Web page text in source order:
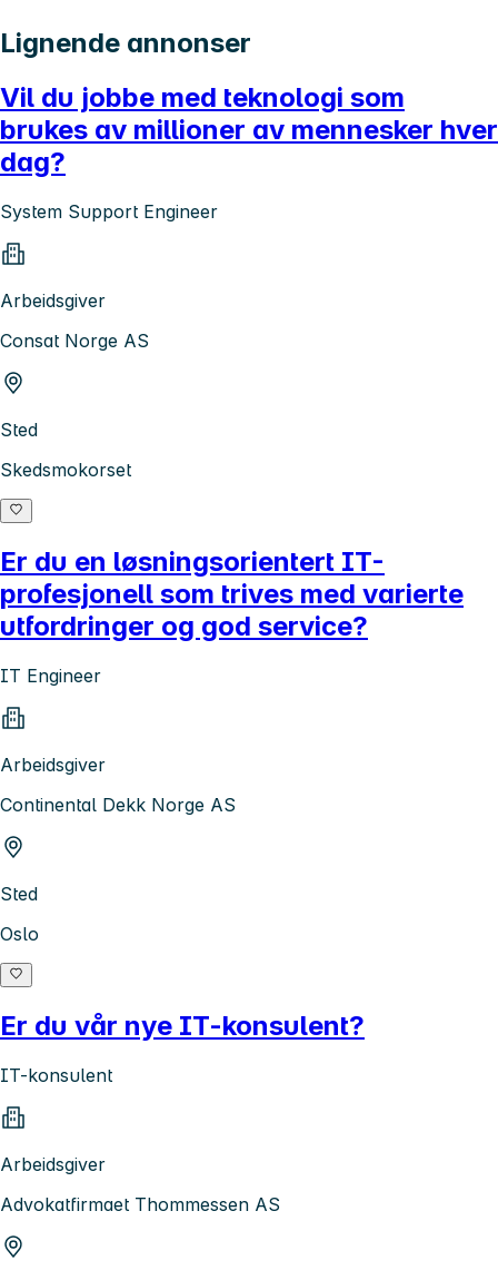
Lignende annonser
Vil du jobbe med teknologi som
brukes av millioner av mennesker hver
dag?
System Support Engineer
Arbeidsgiver
Consat Norge AS
Sted
Skedsmokorset
Er du en løsningsorientert IT-
profesjonell som trives med varierte
utfordringer og god service?
IT Engineer
Arbeidsgiver
Continental Dekk Norge AS
Sted
Oslo
Er du vår nye IT-konsulent?
IT-konsulent
Arbeidsgiver
Advokatfirmaet Thommessen AS